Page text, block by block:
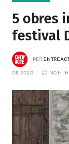
5 obres
festival
PER
DE 2022 NO HI